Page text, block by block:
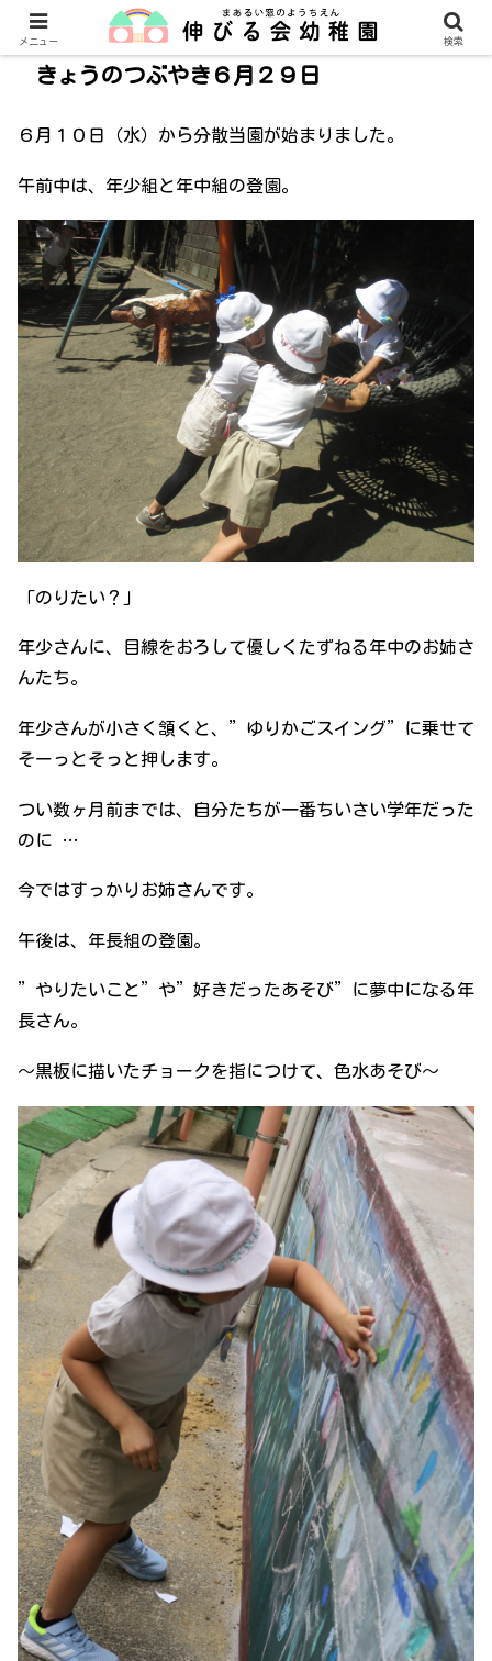
きょうのつぶやき６月２９日
６月１０日（水）から分散当園が始まりました。
午前中は、年少組と年中組の登園。
「のりたい？」
年少さんに、目線をおろして優しくたずねる年中のお姉さ
んたち。
年少さんが小さく頷くと、”ゆりかごスイング”に乗せて
そーっとそっと押します。
つい数ヶ月前までは、自分たちが一番ちいさい学年だった
のに …
今ではすっかりお姉さんです。
午後は、年長組の登園。
”やりたいこと”や”好きだったあそび”に夢中になる年
長さん。
～黒板に描いたチョークを指につけて、色水あそび～
メニュー 検索